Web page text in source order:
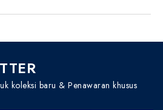
koleksi baru & Penawaran khusus